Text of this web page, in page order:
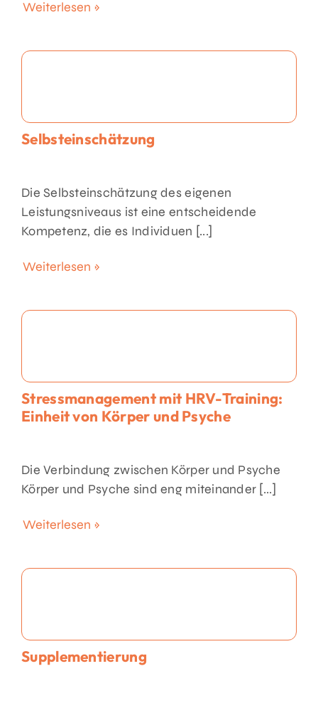
Weiterlesen »
Selbsteinschätzung
Die Selbsteinschätzung des eigenen
Leistungsniveaus ist eine entscheidende
Kompetenz, die es Individuen [...]
Weiterlesen »
Stressmanagement mit HRV-Training:
Einheit von Körper und Psyche
Die Verbindung zwischen Körper und Psyche
Körper und Psyche sind eng miteinander [...]
Weiterlesen »
Supplementierung